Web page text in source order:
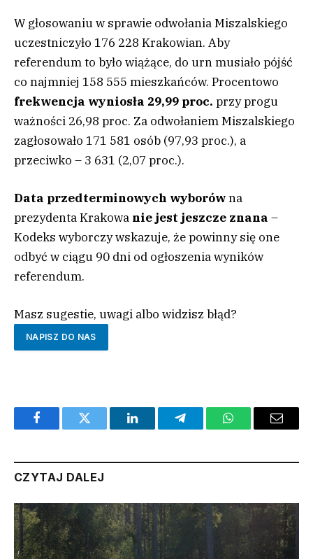
W głosowaniu w sprawie odwołania Miszalskiego
uczestniczyło 176 228 Krakowian. Aby
referendum to było wiążące, do urn musiało pójść
co najmniej 158 555 mieszkańców. Procentowo
frekwencja wyniosła 29,99 proc. przy progu
ważności 26,98 proc. Za odwołaniem Miszalskiego
zagłosowało 171 581 osób (97,93 proc.), a
przeciwko – 3 631 (2,07 proc.).
Data przedterminowych wyborówna
prezydenta Krakowa nie jest jeszcze znana –
Kodeks wyborczy wskazuje, że powinny się one
odbyć w ciągu 90 dni od ogłoszenia wyników
referendum.
Masz sugestie, uwagi albo widzisz błąd?
NAPISZ DO NAS
FacebookTwitter LinkedInTelegramWhatsAppEmail
CZYTAJ DALEJ